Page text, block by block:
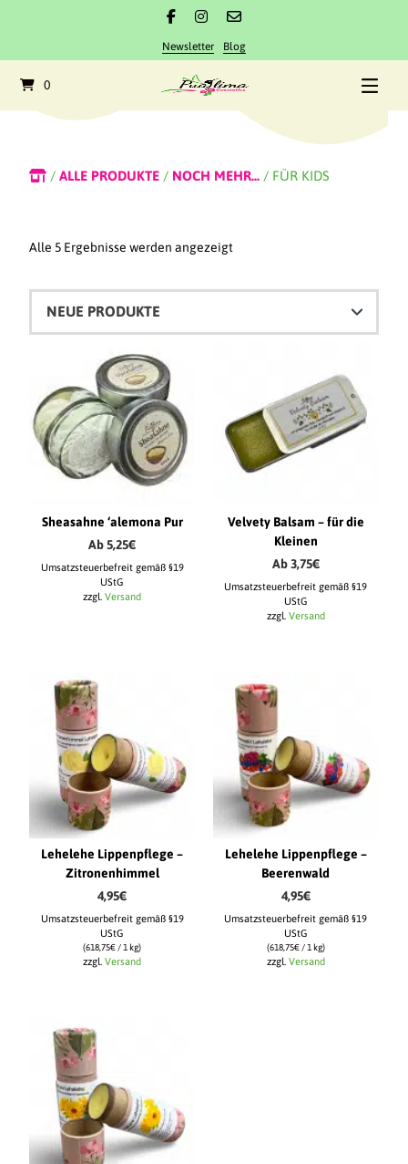
Newsletter Blog
0
/ALLE PRODUKTE / NOCH MEHR... / FÜR KIDS
Alle 5 Ergebnisse werden angezeigt
Sheasahne ‘alemona Pur
Ab5,25€
Umsatzsteuerbefreit gemäß §19
UStG
zzgl.Versand
Velvety Balsam – für die
Kleinen
Ab 3,75€
Umsatzsteuerbefreit gemäß §19
UStG
zzgl. Versand
Lehelehe Lippenpflege –
Zitronenhimmel
4,95€
Umsatzsteuerbefreit gemäß §19
UStG
(618,75€ / 1 kg)
zzgl.Versand
Lehelehe Lippenpflege –
Beerenwald
4,95€
Umsatzsteuerbefreit gemäß §19
UStG
(618,75€/ 1 kg)
zzgl. Versand